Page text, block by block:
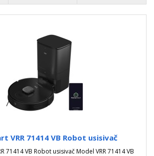
VRR 71414 VB Robot usisivač
71414 VB Robot usisivač Model VRR 71414 VB